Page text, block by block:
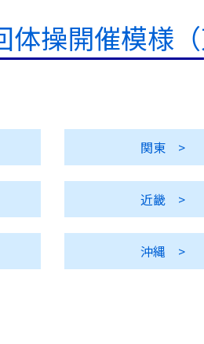
操開催模様（
関東 >
近畿 >
沖縄 >